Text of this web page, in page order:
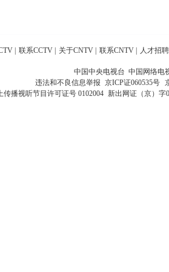
联系CCTV 关于CNTV 联系CNTV 人才招聘
中国中央电视台 中国网络电
违法和不良信息举报 京ICP证060535号
传播视听节目许可证号 0102004 新出网证（京）